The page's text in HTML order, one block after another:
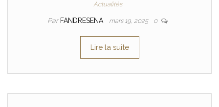
Actualités
Par FANDRESENA mars 19, 2025 0
Lire la suite